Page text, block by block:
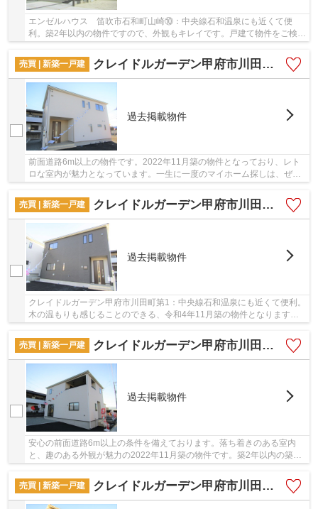
エンゼルハウス 笛吹市石和町山崎⑩：中央線石和温泉にも近くて便
利。築2年以内の物件ですので、外観もキレイです。戸建て物件をご検討
売買 | 新築一戸建
クレイドルガーデン甲府市川田町第1
過去掲載物件
前面道路6m以上の物件です。2022年11月築の物件となっており、レト
ロな室内が魅力となっています。一生に一度のマイホーム探しは、ぜひ
売買 | 新築一戸建
クレイドルガーデン甲府市川田町第1
過去掲載物件
クレイドルガーデン甲府市川田町第1：中央線石和温泉にも近くて便利。
木の温もりも感じることのできる、令和4年11月築の物件となります。
売買 | 新築一戸建
クレイドルガーデン甲府市川田町第1
過去掲載物件
安心の前面道路6m以上の条件を備えております。落ち着きのある室内
と、趣のある外観が魅力の2022年11月築の物件です。築2年以内の築浅
売買 | 新築一戸建
クレイドルガーデン甲府市川田町第1